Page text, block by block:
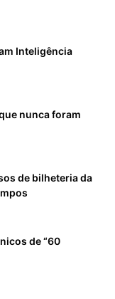
Inteligência
nunca foram
de bilheteria da
de “60